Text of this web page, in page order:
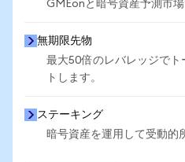
GMEonと暗号資産予測市場
無期限先物
最大50倍のレバレッジでト
トします。
ステーキング
暗号資産を運用して受動的